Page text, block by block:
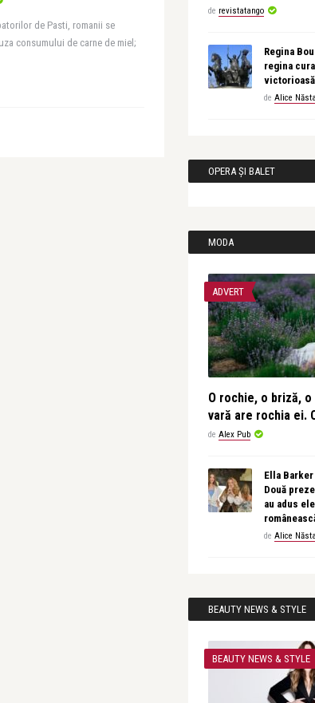
de Pasti, romanii se
consumului de carne de miel;
de revistatango
Regina
regina
victorioasă
de Alice
OPERA ȘI BALET
MODA
ADVERT
O rochie, o briză,
vară are rochia ei.
de Alex Pub
Ella
Două
au adus
de Alice
BEAUTY NEWS & STYLE
BEAUTY NEWS & STYLE